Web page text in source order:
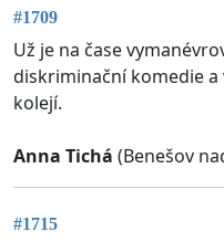
#1709
Už je na čase
diskriminační komedie
kolejí.
Anna Tichá (Benešov
#1715